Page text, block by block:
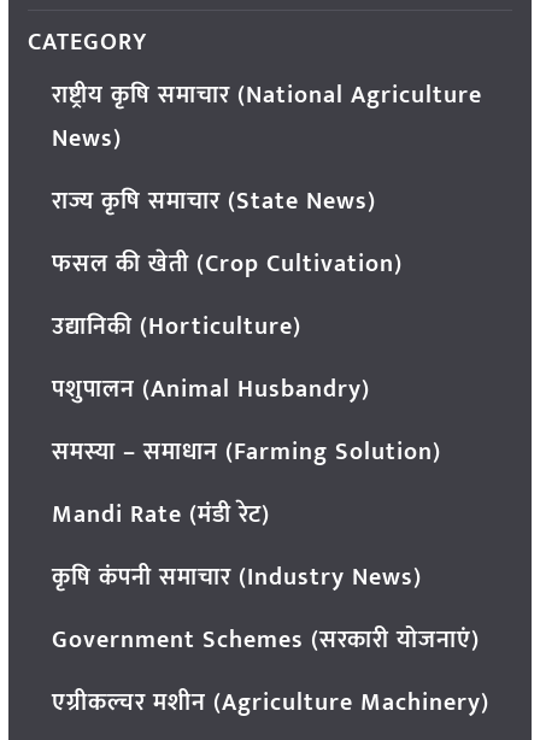
CATEGORY
राष्ट्रीय कृषि समाचार (National Agriculture
News)
राज्य कृषि समाचार (State News)
फसल की खेती (Crop Cultivation)
उद्यानिकी (Horticulture)
पशुपालन (Animal Husbandry)
समस्या – समाधान (Farming Solution)
Mandi Rate (मंडी रेट)
कृषि कंपनी समाचार (Industry News)
Government Schemes (सरकारी योजनाएं)
एग्रीकल्चर मशीन (Agriculture Machinery)